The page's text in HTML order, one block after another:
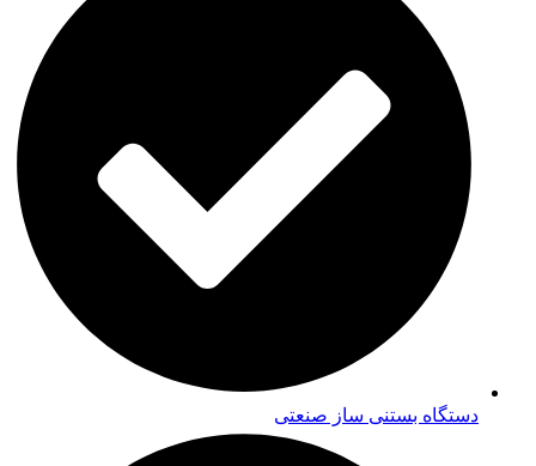
دستگاه بستنی ساز صنعتی